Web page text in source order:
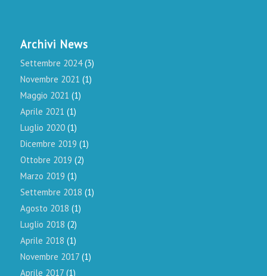
Archivi News
Settembre 2024(3)
Novembre 2021 (1)
Maggio 2021 (1)
Aprile 2021 (1)
Luglio 2020(1)
Dicembre 2019 (1)
Ottobre 2019 (2)
Marzo 2019 (1)
Settembre 2018 (1)
Agosto 2018 (1)
Luglio 2018 (2)
Aprile 2018 (1)
Novembre 2017(1)
Aprile 2017(1)